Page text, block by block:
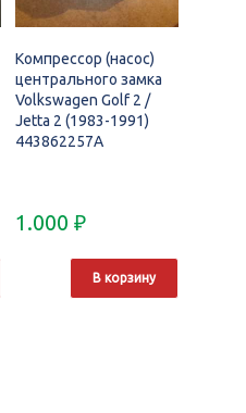
Компрессор (насос)
центрального замка
Volkswagen Golf 2 /
Jetta 2 (1983-1991)
443862257A
1.000 ₽
В корзину